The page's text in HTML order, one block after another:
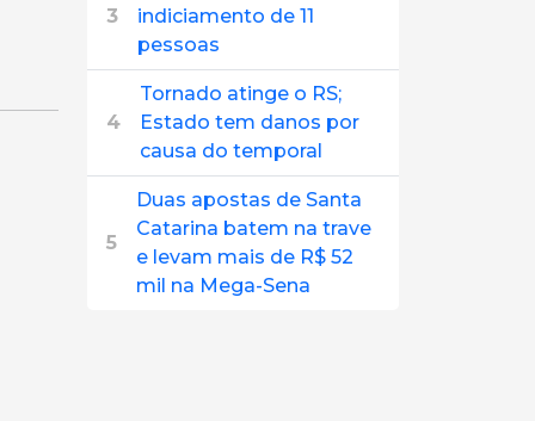
3
indiciamento de 11
pessoas
4
Tornado atinge o RS;
Estado tem danos por
causa do temporal
5
Duas apostas de Santa
Catarina batem na trave
e levam mais de R$ 52
mil na Mega-Sena